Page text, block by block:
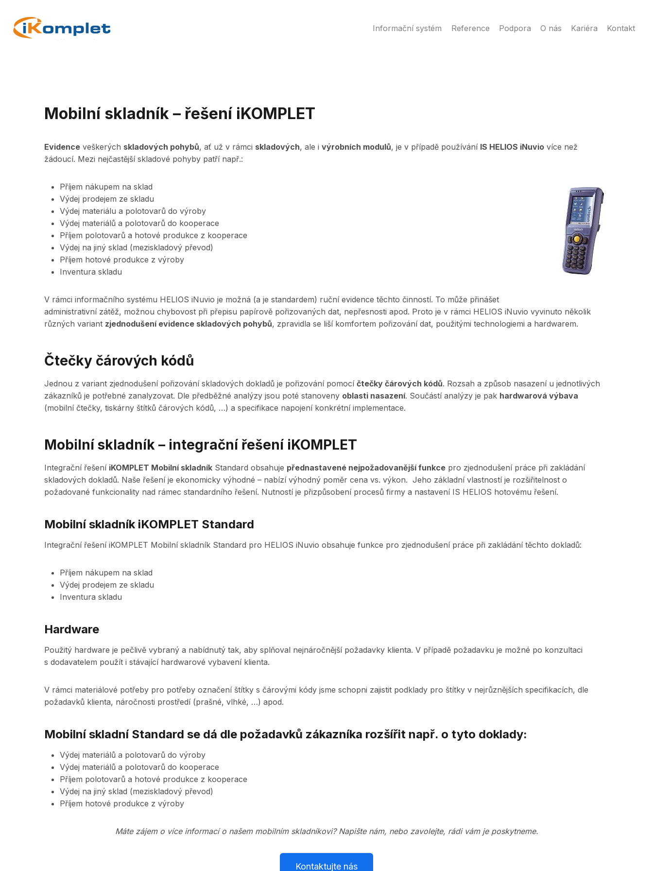
content
Informační systém Reference Podpora O nás Kariéra Kontakt
Mobilní skladník – řešení iKOMPLET
Evidence veškerých skladových pohybů, ať už v rámci skladových, ale i výrobních modulů, je v případě používání IS HELIOS iNuvio více než
žádoucí. Mezi nejčastější skladové pohyby patří např.:
Příjem nákupem na sklad
Výdej prodejem ze skladu
Výdej materiálu a polotovarů do výroby
Výdej materiálů a polotovarů do kooperace
Příjem polotovarů a hotové produkce z kooperace
Výdej na jiný sklad (meziskladový převod)
Příjem hotové produkce z výroby
Inventura skladu
V rámci informačního systému HELIOS iNuvio je možná (a je standardem) ruční evidence těchto činností. To může přinášet
administrativní zátěž, možnou chybovost při přepisu papírově pořizovaných dat, nepřesnosti apod. Proto je v rámci HELIOS iNuvio vyvinuto několik
různých variant zjednodušení evidence skladových pohybů, zpravidla se liší komfortem pořizování dat, použitými technologiemi a hardwarem.
Čtečky čárových kódů
Jednou z variant zjednodušení pořizování skladových dokladů je pořizování pomocí čtečky čárových kódů. Rozsah a způsob nasazení u jednotlivých
zákazníků je potřebné zanalyzovat. Dle předběžné analýzy jsou poté stanoveny oblasti nasazení. Součástí analýzy je pak hardwarová výbava
(mobilní čtečky, tiskárny štítků čárových kódů, …) a specifikace napojení konkrétní implementace.
Mobilní skladník – integrační řešení iKOMPLET
Integrační řešení iKOMPLET Mobilní skladník Standard obsahuje přednastavené nejpožadovanější funkce pro zjednodušení práce při zakládání
skladových dokladů. Naše řešení je ekonomicky výhodné – nabízí výhodný poměr cena vs. výkon. Jeho základní vlastností je rozšiřitelnost o
požadované funkcionality nad rámec standardního řešení. Nutností je přizpůsobení procesů firmy a nastavení IS HELIOS hotovému řešení.
Mobilní skladník iKOMPLET Standard
Integrační řešení iKOMPLET Mobilní skladník Standard pro HELIOS iNuvio obsahuje funkce pro zjednodušení práce při zakládání těchto dokladů:
Příjem nákupem na sklad
Výdej prodejem ze skladu
Inventura skladu
Hardware
Použitý hardware je pečlivě vybraný a nabídnutý tak, aby splňoval nejnáročnější požadavky klienta. V případě požadavku je možné po konzultaci
s dodavatelem použít i stávající hardwarové vybavení klienta.
V rámci materiálové potřeby pro potřeby označení štítky s čárovými kódy jsme schopni zajistit podklady pro štítky v nejrůznějších specifikacích, dle
požadavků klienta, náročnosti prostředí (prašné, vlhké, …) apod.
Mobilní skladní Standard se dá dle požadavků zákazníka rozšířit např. o tyto doklady:
Výdej materiálů a polotovarů do výroby
Výdej materiálů a polotovarů do kooperace
Příjem polotovarů a hotové produkce z kooperace
Výdej na jiný sklad (meziskladový převod)
Příjem hotové produkce z výroby
Máte zájem o více informací o našem mobilním skladníkovi? Napište nám, nebo zavolejte, rádi vám je poskytneme.
Kontaktujte nás